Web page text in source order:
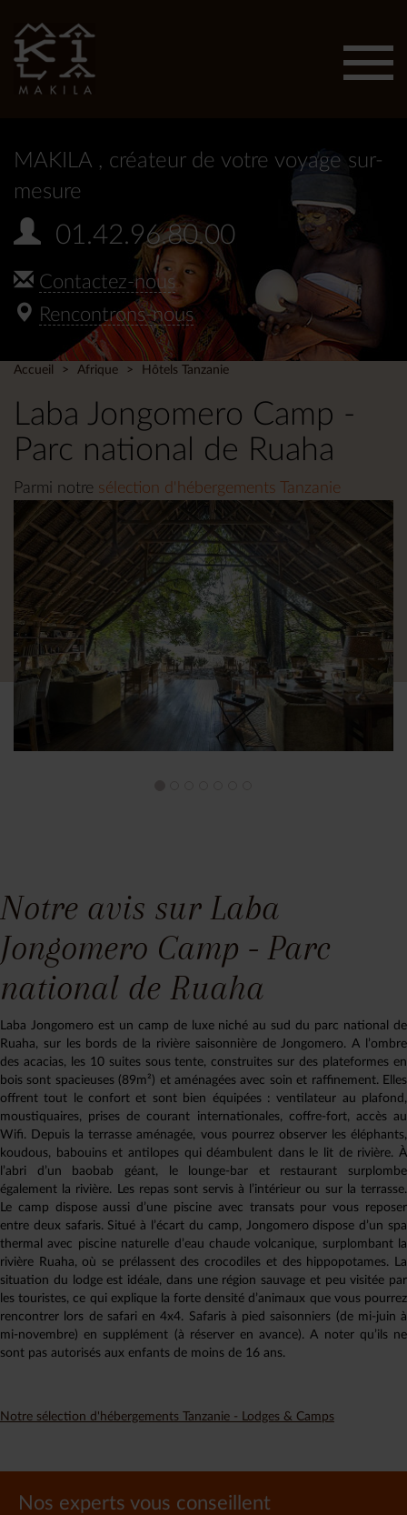
MAKILA , créateur de votre voyage sur-
mesure
01.42.96.80.00
Contactez-nous
Rencontrons-nous
Accueil Afrique Hôtels Tanzanie
Laba Jongomero Camp -
Parc national de Ruaha
Parmi notre sélection d'hébergements Tanzanie
Notre avis sur Laba
Jongomero Camp - Parc
national de Ruaha
Laba Jongomero est un camp de luxe niché au sud du parc national de
Ruaha, sur les bords de la rivière saisonnière de Jongomero. A l’ombre
des acacias, les 10 suites sous tente, construites sur des plateformes en
bois sont spacieuses (89m²) et aménagées avec soin et raffinement. Elles
offrent tout le confort et sont bien équipées : ventilateur au plafond,
moustiquaires, prises de courant internationales, coffre-fort, accès au
Wifi. Depuis la terrasse aménagée, vous pourrez observer les éléphants,
koudous, babouins et antilopes qui déambulent dans le lit de rivière. À
l’abri d’un baobab géant, le lounge-bar et restaurant surplombe
également la rivière. Les repas sont servis à l’intérieur ou sur la terrasse.
Le camp dispose aussi d’une piscine avec transats pour vous reposer
entre deux safaris. Situé à l’écart du camp, Jongomero dispose d’un spa
thermal avec piscine naturelle d’eau chaude volcanique, surplombant la
rivière Ruaha, où se prélassent des crocodiles et des hippopotames. La
situation du lodge est idéale, dans une région sauvage et peu visitée par
les touristes, ce qui explique la forte densité d’animaux que vous pourrez
rencontrer lors de safari en 4x4. Safaris à pied saisonniers (de mi-juin à
mi-novembre) en supplément (à réserver en avance). A noter qu’ils ne
sont pas autorisés aux enfants de moins de 16 ans.
Notre sélection d'hébergements Tanzanie - Lodges & Camps
Nos experts vous conseillent